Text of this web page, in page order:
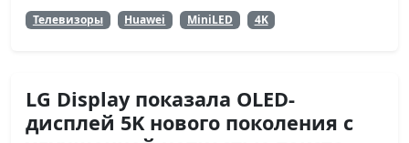
Телевизоры Huawei MiniLED 4K
LG Display показала OLED-
дисплей 5K нового поколения с